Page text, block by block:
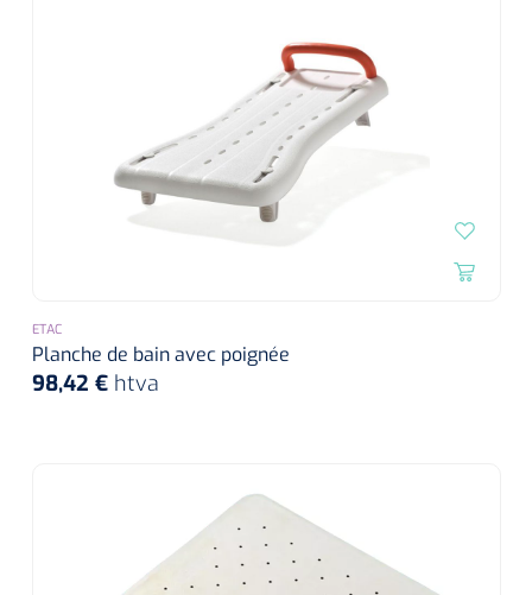
ETAC
Planche de bain avec poignée
98,42 € htva